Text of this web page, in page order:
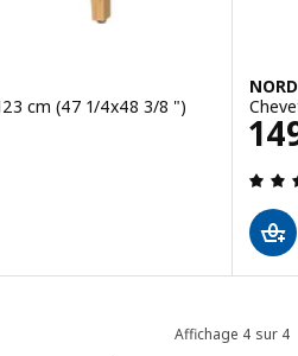
cm (47 1/4x48 3/8 ")
des évaluations:
Affichage 4 sur 4